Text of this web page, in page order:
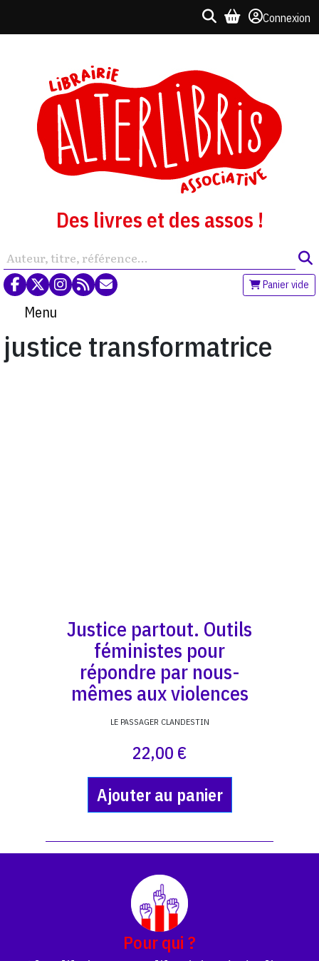
Connexion
Des livres et des assos !
Panier vide
Menu
justice transformatrice
Justice partout. Outils
féministes pour
répondre par nous-
mêmes aux violences
LE PASSAGER CLANDESTIN
22,00 €
Ajouter au panier
Pour qui ?